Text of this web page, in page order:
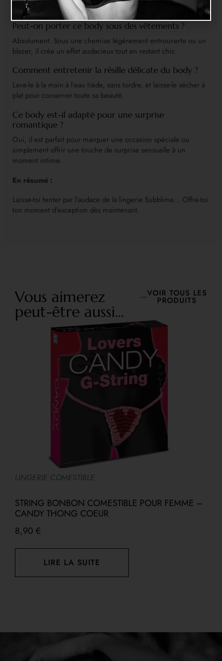
moments prolongés.
Peut-on porter ce body sous des vêtements ?
Absolument. Sous une chemise légèrement entrouverte ou un
blazer, il crée un effet audacieux tout en restant chic.
Comment entretenir la résille délicate du body ?
Lave-le à la main à l’eau tiède, sans tordre, et laisse-le sécher à
plat pour conserver toute sa beauté.
Ce body est-il adapté pour une surprise
romantique ?
Oui, il est parfait pour marquer une occasion spéciale ou
simplement offrir une touche de surprise sensuelle à un
moment intime.
En résumé :
Laisse-toi tenter par l’audace de la lingerie Subblime… Offre-toi
ton moment d’exception dès maintenant.
Vous aimerez
peut-être aussi...
VOIR TOUS LES
PRODUITS
LINGERIE COMESTIBLE
STRING BONBON COMESTIBLE POUR FEMME –
CANDY THONG COEUR
8,90 €
LIRE LA SUITE